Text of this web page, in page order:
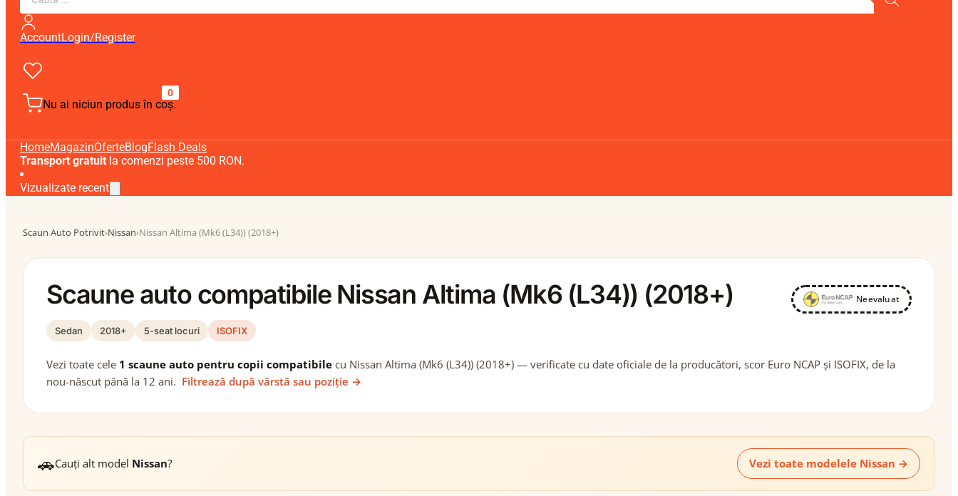
AccountLogin/Register
0
Nu ai niciun produs în coș.
HomeMagazinOferteBlogFlash Deals
Transport gratuit la comenzi peste 500 RON.
Vizualizate recent
Scaun Auto Potrivit›Nissan›Nissan Altima (Mk6 (L34)) (2018+)
Scaune auto compatibile Nissan Altima (Mk6 (L34)) (2018+) Neevaluat
Sedan 2018+ 5-seat locuri ISOFIX
Vezi toate cele 1 scaune auto pentru copii compatibile cu Nissan Altima (Mk6 (L34)) (2018+) — verificate cu date oficiale de la producători, scor Euro NCAP și ISOFIX, de la
nou-născut până la 12 ani. Filtrează după vârstă sau poziție →
🚗Cauți alt model Nissan? Vezi toate modelele Nissan →